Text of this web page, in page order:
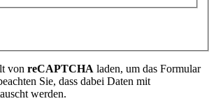
von reCAPTCHA laden, um das Formular
Sie, dass dabei Daten mit
werden.